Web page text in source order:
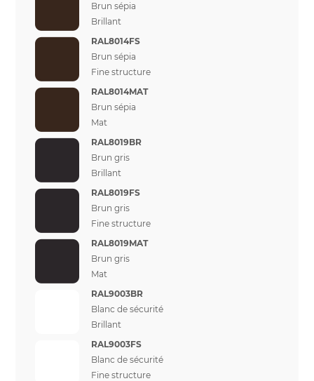
Brun sépia
Brillant
RAL8014FS
Brun sépia
Fine structure
RAL8014MAT
Brun sépia
Mat
RAL8019BR
Brun gris
Brillant
RAL8019FS
Brun gris
Fine structure
RAL8019MAT
Brun gris
Mat
RAL9003BR
Blanc de sécurité
Brillant
RAL9003FS
Blanc de sécurité
Fine structure